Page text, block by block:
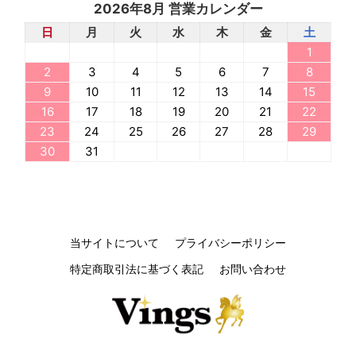
2026年8月 営業カレンダー
日 月 火 水 木 金
土
1
2
3 4 5 6 7
8
9
10 11 12 13 14
15
16
17 18 19 20 21
22
23
24 25 26 27 28
29
30
31
当サイトについて
プライバシーポリシー
特定商取引法に基づく表記
お問い合わせ